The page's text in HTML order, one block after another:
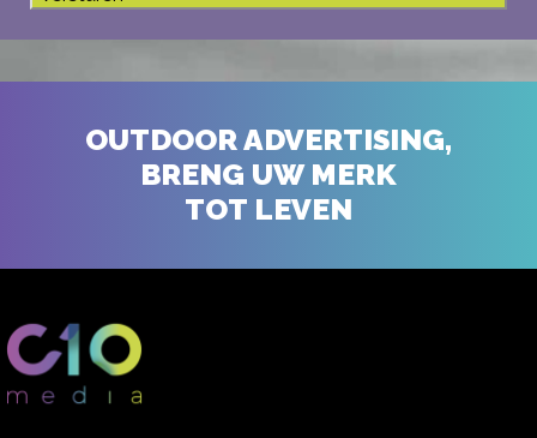
OUTDOOR ADVERTISING,
BRENG UW MERK
TOT LEVEN